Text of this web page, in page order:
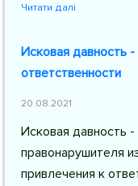
Читати далі
Исковая давность
ответственности
20.08.2021
Исковая давность
правонарушителя
привлечения к